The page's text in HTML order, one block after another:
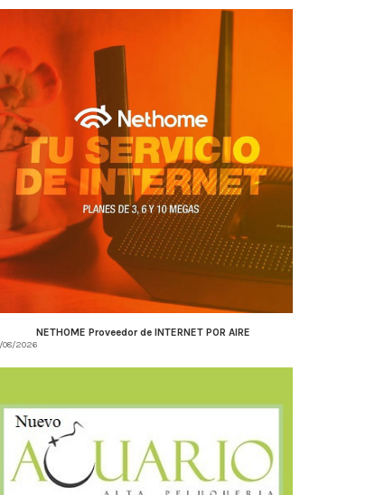
NETHOME Proveedor de INTERNET POR AIRE
08/2026